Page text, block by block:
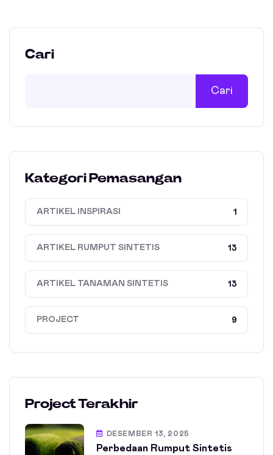
Cari
Cari
Kategori Pemasangan
ARTIKEL INSPIRASI 1
ARTIKEL RUMPUT SINTETIS 13
ARTIKEL TANAMAN SINTETIS 13
PROJECT 9
Project Terakhir
DESEMBER 13, 2025
Perbedaan Rumput Sintetis